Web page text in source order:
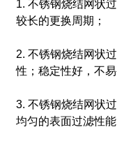
1. 不锈钢烧结网状
较长的更换周期；
2. 不锈钢烧结网状
性； 稳定性好，不易
3. 不锈钢烧结网状
均匀的表面过滤性